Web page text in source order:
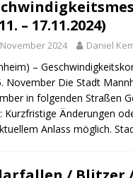
– 17.11.2024)
November 2024 Daniel
–
November Die Stadt
in folgenden Straßen
Kurzfristige Änderungen
Anlass möglich.